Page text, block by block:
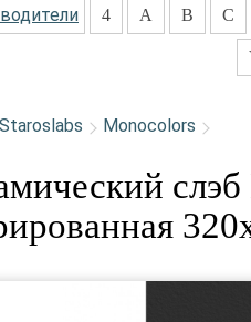
4 A B C
Staroslabs Monocolors